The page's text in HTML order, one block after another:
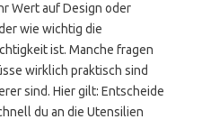
Wert auf Design oder
wie wichtig die
ist. Manche fragen
wirklich praktisch sind
sind. Hier gilt: Entscheide
du an die Utensilien